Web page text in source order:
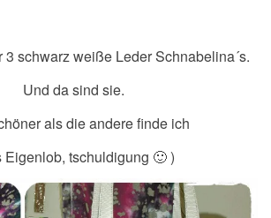
3 schwarz weiße Leder Schnabelina´s.
Und da sind sie.
als die andere finde ich
Eigenlob, tschuldigung 🙂 )